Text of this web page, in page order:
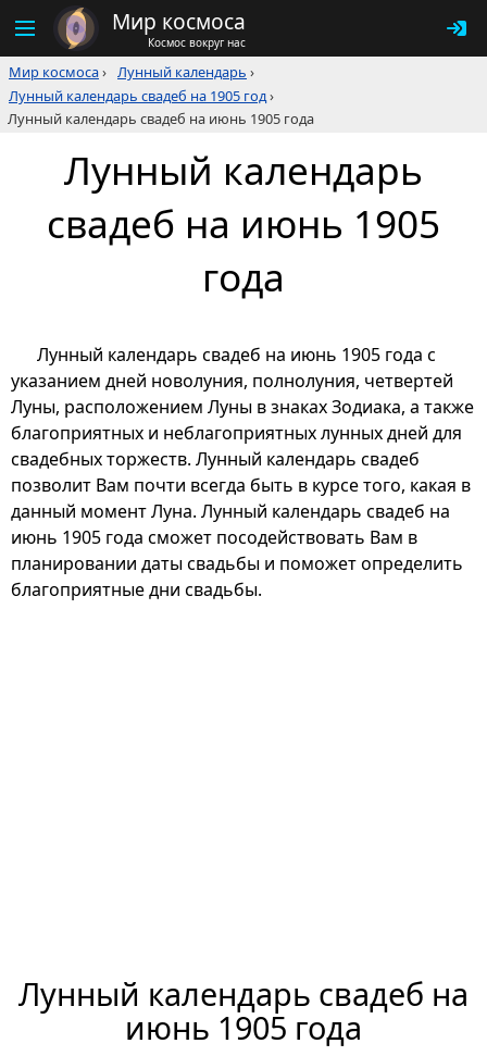
Мир космоса
Космос вокруг нас
Мир космоса› Лунный календарь ›
Лунный календарь свадеб на 1905 год›
Лунный календарь свадеб на июнь 1905 года
Лунный календарь
свадеб на июнь 1905
года
Лунный календарь свадеб на июнь 1905 года с
указанием дней новолуния, полнолуния, четвертей
Луны, расположением Луны в знаках Зодиака, а также
благоприятных и неблагоприятных лунных дней для
свадебных торжеств. Лунный календарь свадеб
позволит Вам почти всегда быть в курсе того, какая в
данный момент Луна. Лунный календарь свадеб на
июнь 1905 года сможет посодействовать Вам в
планировании даты свадьбы и поможет определить
благоприятные дни свадьбы.
Лунный календарь свадеб на
июнь 1905 года